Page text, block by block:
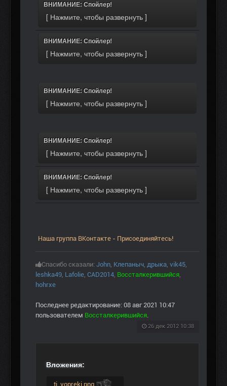
ВНИМАНИЕ: Спойлер!
ВНИМАНИЕ: Спойлер!
ВНИМАНИЕ: Спойлер!
ВНИМАНИЕ: Спойлер!
ВНИМАНИЕ: Спойлер!
Наша группа ВКонтакте - Присоединяйтесь!
Спасибо сказали: John Клепаныч дрыка vik45
leshka49 Lafolie CAD2014 Воссталкерившийся
hohrxe
Последнее редактирование: 08 авг 2021 10:47
пользователем Воссталкерившийся
26 дек 2012 10:38
Вложения:
...ti_vopreki.png